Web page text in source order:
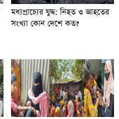
মধ্যপ্রাচ্যের যুদ্ধ: নিহত ও আহতের
সংখ্যা কোন দেশে কত?